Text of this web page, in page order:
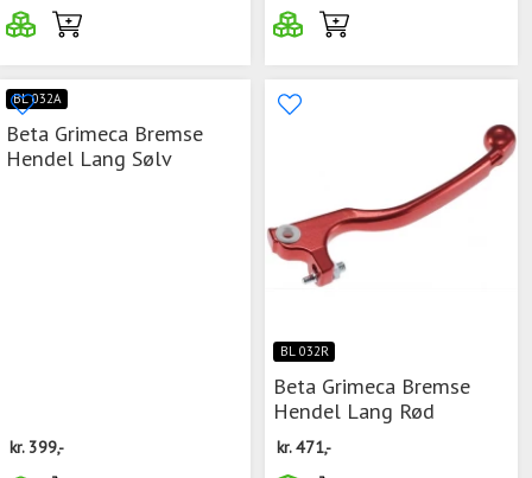
BL 032A
Beta Grimeca Bremse
Hendel Lang Sølv
kr. 399,-
BL 032R
Beta Grimeca Bremse
Hendel Lang Rød
kr.471,-